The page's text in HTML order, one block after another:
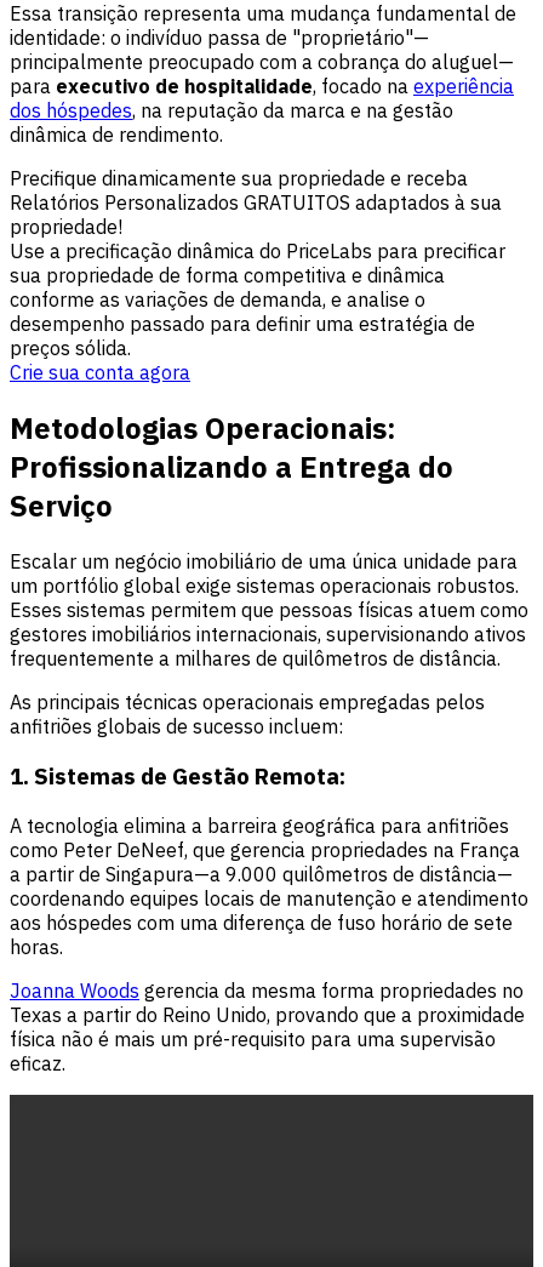
Essa transição representa uma mudança fundamental de
identidade: o indivíduo passa de "proprietário"—
principalmente preocupado com a cobrança do aluguel—
para executivo de hospitalidade, focado na experiência
dos hóspedes, na reputação da marca e na gestão
dinâmica de rendimento.
Precifique dinamicamente sua propriedade e receba
Relatórios Personalizados GRATUITOS adaptados à sua
propriedade!
Use a precificação dinâmica do PriceLabs para precificar
sua propriedade de forma competitiva e dinâmica
conforme as variações de demanda, e analise o
desempenho passado para definir uma estratégia de
preços sólida.
Crie sua conta agora
Metodologias Operacionais:
Profissionalizando a Entrega do
Serviço
Escalar um negócio imobiliário de uma única unidade para
um portfólio global exige sistemas operacionais robustos.
Esses sistemas permitem que pessoas físicas atuem como
gestores imobiliários internacionais, supervisionando ativos
frequentemente a milhares de quilômetros de distância.
As principais técnicas operacionais empregadas pelos
anfitriões globais de sucesso incluem:
1. Sistemas de Gestão Remota:
A tecnologia elimina a barreira geográfica para anfitriões
como Peter DeNeef, que gerencia propriedades na França
a partir de Singapura—a 9.000 quilômetros de distância—
coordenando equipes locais de manutenção e atendimento
aos hóspedes com uma diferença de fuso horário de sete
horas.
Joanna Woods gerencia da mesma forma propriedades no
Texas a partir do Reino Unido, provando que a proximidade
física não é mais um pré-requisito para uma supervisão
eficaz.